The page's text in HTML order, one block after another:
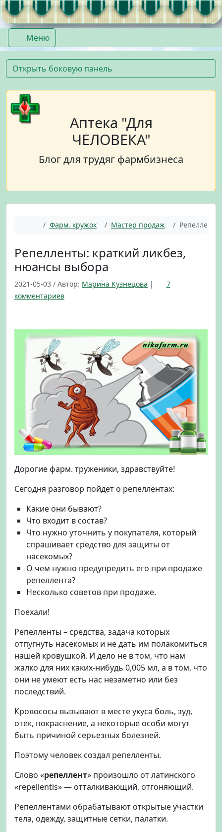
Перейти к содержимому
Перейти к футеру
Меню
Аптека "Для
ЧЕЛОВЕКА"
Блог для трудяг фармбизнеса
ГлавнаяФарм. кружок Мастер продаж
Репелленты: краткий ликбез,
нюансы выбора
2021-05-03 / Автор: Марина Кузнецова |
7
комментариевк
и
Р
е
п
е
л
л
е
н
т
:
р
т
к
и
й
л
и
б
е
а
н
с
ы
б
о
р
Дорогие фарм. труженики, здравствуйте!
Сегодня разговор пойдет о репеллентах:
Какие они бывают?
Что входит в состав?
Что нужно уточнить у покупателя, который
спрашивает средство для защиты от
насекомых?
О чем нужно предупредить его при продаже
репеллента?
Несколько советов при продаже.
Поехали!
Репелленты – средства, задача которых
отпугнуть насекомых и не дать им полакомиться
нашей кровушкой. И дело не в том, что нам
жалко для них каких-нибудь 0,005 мл, а в том, что
они не умеют есть нас незаметно или без
последствий.
Кровососы вызывают в месте укуса боль, зуд,
отек, покраснение, а некоторые особи могут
быть причиной серьезных болезней.
Поэтому человек создал репелленты.
Слово «репеллент» произошло от латинского
«repellentis» — отталкивающий, отгоняющий.
Репеллентами обрабатывают открытые участки
тела, одежду, защитные сетки, палатки.
Открыть боковую панель